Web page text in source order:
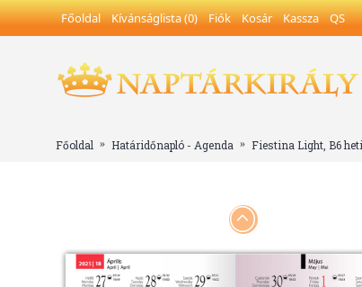
Főoldal Kívánságlista (0) Fiók Kosár Kassza QS
Főoldal Határidőnapló - Agenda Fiestina Light, B6